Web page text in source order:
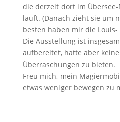
die derzeit dort im
läuft. (Danach zieht sie um
besten haben mir die Louis-
Die Ausstellung ist
aufbereitet, hatte aber
Überraschungen zu bieten.
Freu mich, mein
etwas weniger bewegen zu